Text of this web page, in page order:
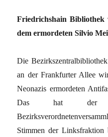
Friedrichshain
dem ermordeten Silvio
Die
an der Frankfurter Allee
Neonazis ermordeten
Das hat der
Stimmen der Linksfraktion